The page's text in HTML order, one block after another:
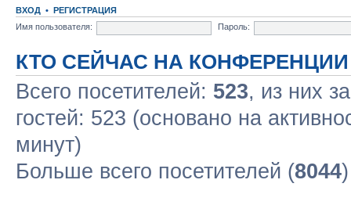
ВХОД • РЕГИСТРАЦИЯ
Имя пользователя:
Пароль:
КТО СЕЙЧАС НА КОНФЕРЕНЦИИ
Всего посетителей: 523, из них
гостей: 523 (основано на
минут)
Больше всего посетителей (8044